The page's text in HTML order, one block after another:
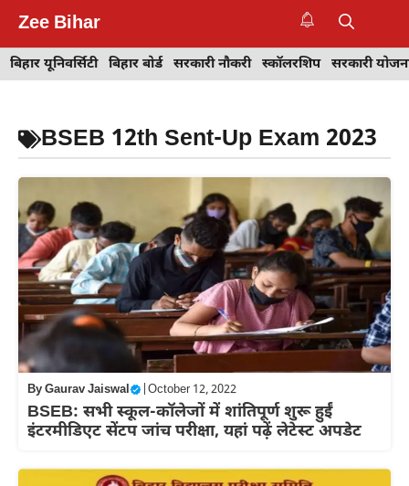
content
Zee Bihar
बिहार यूनिवर्सिटी बिहार बोर्ड सरकारी नौकरी स्कॉलरशिप सरकारी
BSEB 12th Sent-Up Exam 2023
ByGaurav Jaiswal October 12, 2022
BSEB: सभी स्कूल-कॉलेजों में शांतिपूर्ण शुरू हुईं
इंटरमीडिएट सेंटप जांच परीक्षा, यहां पढ़ें लेटेस्ट अपडेट